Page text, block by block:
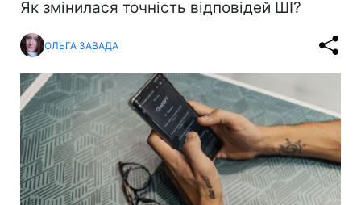
Як змінилася точність відповідей ШІ?
ОЛЬГА ЗАВАДА